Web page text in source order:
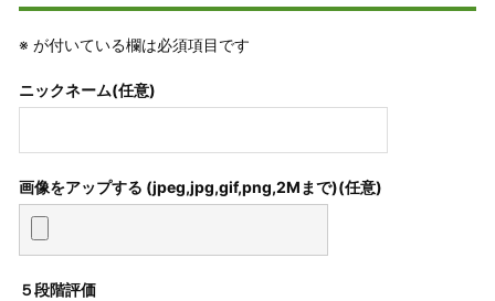
※ が付いている欄は必須項目です
ニックネーム(任意)
画像をアップする (jpeg,jpg,gif,png,2Mまで)
５段階評価